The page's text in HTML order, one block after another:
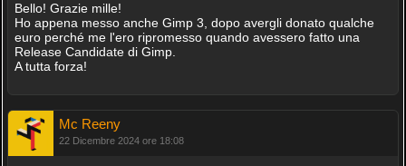
Bello! Grazie mille!
Ho appena messo anche Gimp 3, dopo avergli donato qualche
euro perché me l'ero ripromesso quando avessero fatto una
Release Candidate di Gimp.
A tutta forza!
Mc Reeny
22 Dicembre 2024 ore 18:08